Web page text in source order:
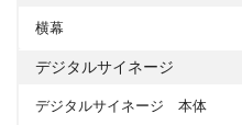
横幕
デジタルサイネージ
デジタルサイネージ 本体